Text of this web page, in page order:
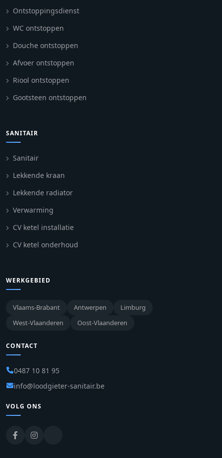
Ontstoppingsdienst
WC ontstoppen
Douche ontstoppen
Afvoer ontstoppen
Riool ontstoppen
Gootsteen ontstoppen
SANITAIR
Sanitair
Lekkende kraan
Lekkende radiator
Verwarming
CV ketel installatie
CV ketel onderhoud
WERKGEBIED
Vlaams-Brabant Antwerpen
Limburg
West-Vlaanderen
Oost-Vlaanderen
CONTACT
0487 10 81 95
info@loodgieter-sanitair.be
VOLG ONS